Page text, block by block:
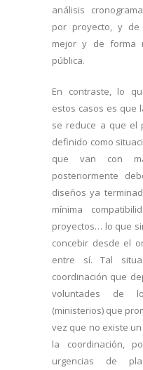
análisis
por proyecto, y
mejor y de forma
pública.
En contraste, lo
estos casos es que
se reduce a que el
definido como
que van con
posteriormente
diseños ya
mínima
proyectos… lo que
concebir desde el
entre sí. Tal
coordinación que
voluntades de
(ministerios) que
vez que no existe
la coordinación,
urgencias de